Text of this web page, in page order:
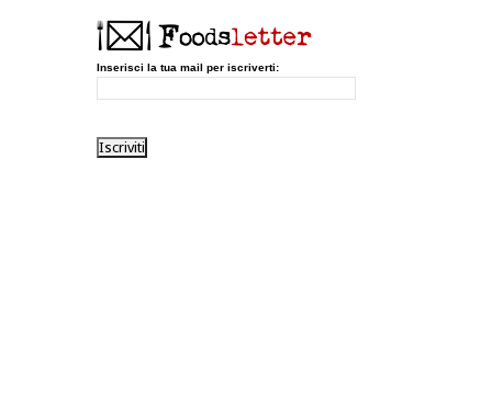
Inserisci la tua mail per iscriverti: